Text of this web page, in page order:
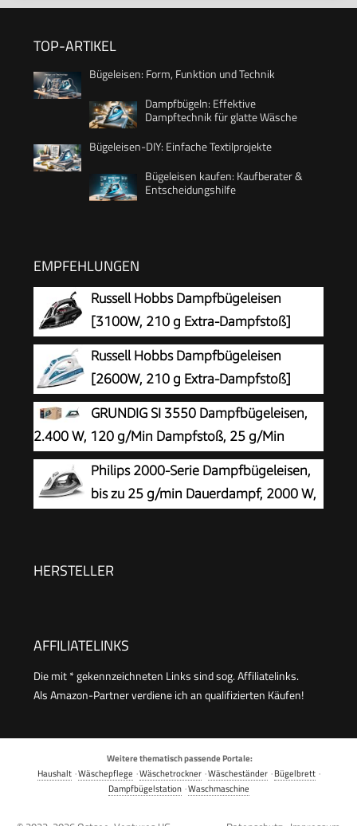
TOP-ARTIKEL
Bügeleisen: Form, Funktion und Technik
Dampfbügeln: Effektive
Dampftechnik für glatte Wäsche
Bügeleisen-DIY: Einfache Textilprojekte
Bügeleisen kaufen: Kaufberater &
Entscheidungshilfe
EMPFEHLUNGEN
Russell Hobbs Dampfbügeleisen
[3100W, 210 g Extra-Dampfstoß]
Bügeleisen Power (350ml Wassertank,
Keramik Bügelsohle, Selbstreinigungs- &
Sprühwasserfunktion, Antikalk & Tropfstopp,
70g/min) 20630-56
Russell Hobbs Dampfbügeleisen
[2600W, 210 g Extra-Dampfstoß]
Bügeleisen (300ml Wassertank,
Keramik-Bügelsohle, Selbstreinigungs- &
Sprühwasserfunktion, Antikalk & Tropfstopp, 70
g/min Dampf) 20562-56
GRUNDIG SI 3550 Dampfbügeleisen,
2.400 W, 120 g/Min Dampfstoß, 25 g/Min
Dampfleistung, Keramik-Bügelsohle, 220 ml
Wassertank, Drip Stop, Anti-Kalk-Technologie,
Weiß/Türkis
Philips 2000-Serie Dampfbügeleisen,
bis zu 25 g/min Dauerdampf, 2000 W,
HERSTELLER
AFFILIATELINKS
Die mit * gekennzeichneten Links sind sog. Affiliatelinks.
Als Amazon-Partner verdiene ich an qualifizierten Käufen!
Weitere thematisch passende Portale:
Haushalt·Wäschepflege ·Wäschetrockner·Wäscheständer·Bügelbrett·
Dampfbügelstation·Waschmaschine